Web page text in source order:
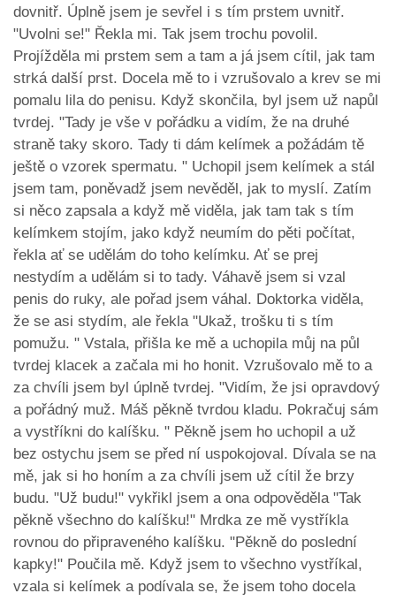
dovnitř. Úplně jsem je sevřel i s tím prstem uvnitř.
"Uvolni se!" Řekla mi. Tak jsem trochu povolil.
Projížděla mi prstem sem a tam a já jsem cítil, jak tam
strká další prst. Docela mě to i vzrušovalo a krev se mi
pomalu lila do penisu. Když skončila, byl jsem už napůl
tvrdej. "Tady je vše v pořádku a vidím, že na druhé
straně taky skoro. Tady ti dám kelímek a požádám tě
ještě o vzorek spermatu. " Uchopil jsem kelímek a stál
jsem tam, poněvadž jsem nevěděl, jak to myslí. Zatím
si něco zapsala a když mě viděla, jak tam tak s tím
kelímkem stojím, jako když neumím do pěti počítat,
řekla ať se udělám do toho kelímku. Ať se prej
nestydím a udělám si to tady. Váhavě jsem si vzal
penis do ruky, ale pořad jsem váhal. Doktorka viděla,
že se asi stydím, ale řekla "Ukaž, trošku ti s tím
pomužu. " Vstala, přišla ke mě a uchopila můj na půl
tvrdej klacek a začala mi ho honit. Vzrušovalo mě to a
za chvíli jsem byl úplně tvrdej. "Vidím, že jsi opravdový
a pořádný muž. Máš pěkně tvrdou kladu. Pokračuj sám
a vystříkni do kalíšku. " Pěkně jsem ho uchopil a už
bez ostychu jsem se před ní uspokojoval. Dívala se na
mě, jak si ho honím a za chvíli jsem už cítil že brzy
budu. "Už budu!" vykřikl jsem a ona odpověděla "Tak
pěkně všechno do kalíšku!" Mrdka ze mě vystříkla
rovnou do připraveného kalíšku. "Pěkně do poslední
kapky!" Poučila mě. Když jsem to všechno vystříkal,
vzala si kelímek a podívala se, že jsem toho docela